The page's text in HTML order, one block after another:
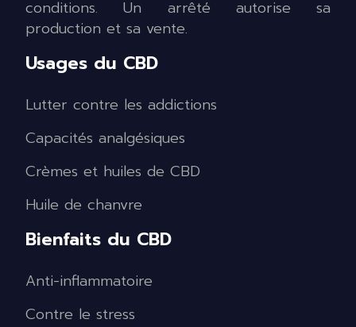
conditions. Un arrêté autorise sa
production et sa vente.
Usages du CBD
Lutter contre les addictions
Capacités analgésiques
Crèmes et huiles de CBD
Huile de chanvre
Bienfaits du CBD
Anti-inflammatoire
Contre le stress